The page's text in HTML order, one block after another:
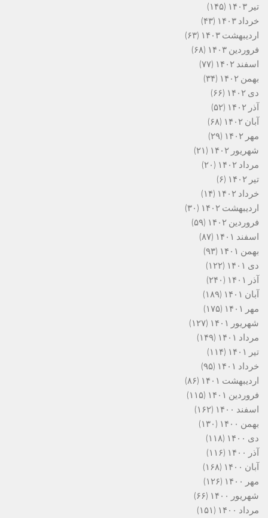
تیر ۱۴۰۳
(۱۴۵)
خرداد ۱۴۰۳
(۴۳)
اردیبهشت ۱۴۰۳
(۶۳)
فروردین ۱۴۰۳
(۶۸)
اسفند ۱۴۰۲
(۷۷)
بهمن ۱۴۰۲
(۳۴)
دی ۱۴۰۲
(۶۶)
آذر ۱۴۰۲
(۵۲)
آبان ۱۴۰۲
(۶۸)
مهر ۱۴۰۲
(۲۹)
شهریور ۱۴۰۲
(۲۱)
مرداد ۱۴۰۲
(۲۰)
تیر ۱۴۰۲
(۶)
خرداد ۱۴۰۲
(۱۴)
اردیبهشت ۱۴۰۲
(۳۰)
فروردین ۱۴۰۲
(۵۹)
اسفند ۱۴۰۱
(۸۷)
بهمن ۱۴۰۱
(۹۳)
دی ۱۴۰۱
(۱۲۲)
آذر ۱۴۰۱
(۲۴۰)
آبان ۱۴۰۱
(۱۸۹)
مهر ۱۴۰۱
(۱۷۵)
شهریور ۱۴۰۱
(۱۲۷)
مرداد ۱۴۰۱
(۱۴۹)
تیر ۱۴۰۱
(۱۱۴)
خرداد ۱۴۰۱
(۹۵)
اردیبهشت ۱۴۰۱
(۸۶)
فروردین ۱۴۰۱
(۱۱۵)
اسفند ۱۴۰۰
(۱۶۲)
بهمن ۱۴۰۰
(۱۳۰)
دی ۱۴۰۰
(۱۱۸)
آذر ۱۴۰۰
(۱۱۶)
آبان ۱۴۰۰
(۱۶۸)
مهر ۱۴۰۰
(۱۲۶)
شهریور ۱۴۰۰
(۶۶)
مرداد ۱۴۰۰
(۱۵۱)